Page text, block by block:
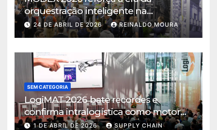
orquestração inteligente na
intralogística
24 DE ABRIL DE 2026 REINALDO MOURA
SEM CATEGORIA
LogiMAT 2026 bate recordes e
confirma intralogística como motor
de decisão em tempos de incerteza
1 DE ABRIL DE 2026
SUPPLY CHAIN